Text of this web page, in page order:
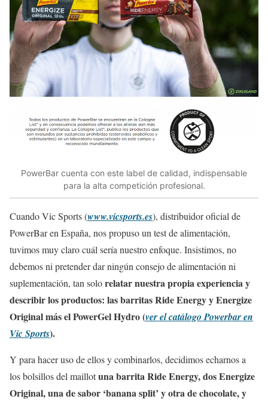
PowerBar cuenta con este label de calidad, indispensable
para la alta competición profesional.
Cuando Vic Sports (www.vicsports.es), distribuidor oficial de
PowerBar en España, nos propuso un test de alimentación,
tuvimos muy claro cuál sería nuestro enfoque. Insistimos, no
debemos ni pretender dar ningún consejo de alimentación ni
suplementación, tan solorelatar nuestra propia experiencia y
describir los productos: las barritas Ride Energy y Energize
Original más el PowerGel Hydro (ver el catálogo Powerbar en
Vic Sports).
Y para hacer uso de ellos y combinarlos, decidimos echarnos a
los bolsillos del maillotuna barrita Ride Energy, dos Energize
Original, una de sabor ‘banana split’ y otra de chocolate, y